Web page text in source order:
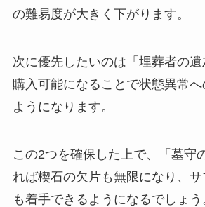
の難易度が大きく下がります。
次に優先したいのは「埋葬者の
購入可能になることで状態異常
ようになります。
この2つを確保した上で、「墓守
れば楔石の欠片も無限になり、
も着手できるようになるでしょう